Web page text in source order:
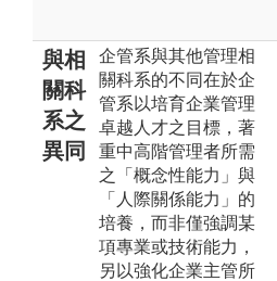
與相
關科
系之
異同
企管系與其他管理相
關科系的不同在於企
管系以培育企業管理
卓越人才之目標，著
重中高階管理者所需
之「概念性能力」與
「人際關係能力」的
培養，而非僅強調某
項專業或技術能力，
另以強化企業主管所